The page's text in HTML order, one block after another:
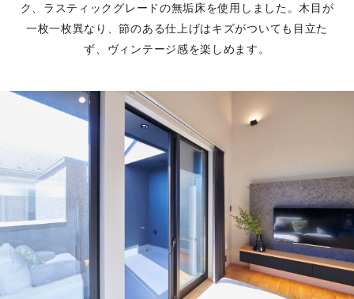
ク、ラスティックグレードの無垢床を使用しました。木目が
一枚一枚異なり、節のある仕上げはキズがついても目立た
ず、ヴィンテージ感を楽しめます。